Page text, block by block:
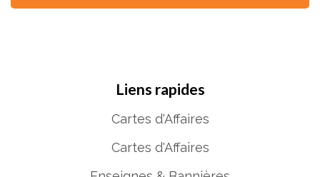
Liens rapides
Cartes d'Affaires
Cartes d'Affaires